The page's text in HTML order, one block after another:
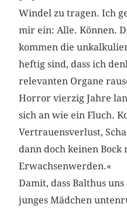
Windel zu tragen. Ich
mir ein: Alle. Können.
kommen die
heftig sind, dass ich
relevanten Organe
Horror vierzig Jahre
sich an wie ein Fluch.
Vertrauensverlust,
dann doch keinen Bock
Erwachsenwerden.«
Damit, dass Balthus
junges Mädchen